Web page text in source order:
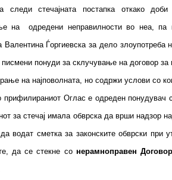
стечајната постапка откако доби
на одредени неправилности во неа, па
Ѓоргиевска за дело злоупотреба
понуди за склучување на договор за
на најповолната, но содржи услови со
Оглас е одреден понудувач
за стечај имала обврска да врши надзор
водат сметка за законските обврски при
да се стекне со нерамноправен